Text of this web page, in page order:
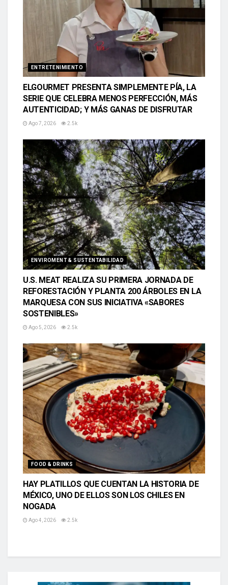
ENTRETENIMIENTO
ELGOURMET PRESENTA SIMPLEMENTE PÍA, LA
SERIE QUE CELEBRA MENOS PERFECCIÓN, MÁS
AUTENTICIDAD; Y MÁS GANAS DE DISFRUTAR
Ago 7, 2026 2.5k
ENVIROMENT & SUSTENTABILIDAD
U.S. MEAT REALIZA SU PRIMERA JORNADA DE
REFORESTACIÓN Y PLANTA 200 ÁRBOLES EN LA
MARQUESA CON SUS INICIATIVA «SABORES
SOSTENIBLES»
Ago 5, 2026 2.5k
FOOD & DRINKS
HAY PLATILLOS QUE CUENTAN LA HISTORIA DE
MÉXICO, UNO DE ELLOS SON LOS CHILES EN
NOGADA
Ago 4, 2026 2.5k